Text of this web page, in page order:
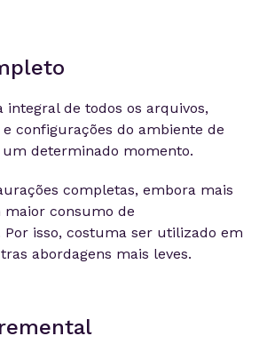
integral de todos os arquivos,
e configurações do ambiente de
um determinado momento.
completas, embora mais
consumo de
isso, costuma ser utilizado em
abordagens mais leves.